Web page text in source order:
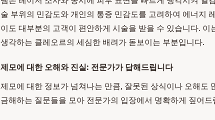
술 부위의 민감도와 개인의 통증 민감도를 고려하여 에너지
이도 대부분의 고객이 편안하게 시술을 받을 수 있습니다.
생각하는 클레오르의 세심한 배려가 돋보이는 부분입니다.
제모에 대한 오해와 진실: 전문가가 답해드립니다
제모에 대한 정보가 넘쳐나는 만큼, 잘못된 상식이나 오해도
금해하는 질문들을 모아 전문가의 입장에서 명확하게 짚어드